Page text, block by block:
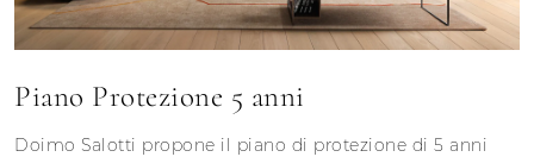
Piano Protezione 5 anni
Doimo Salotti propone il piano di protezione di 5 anni